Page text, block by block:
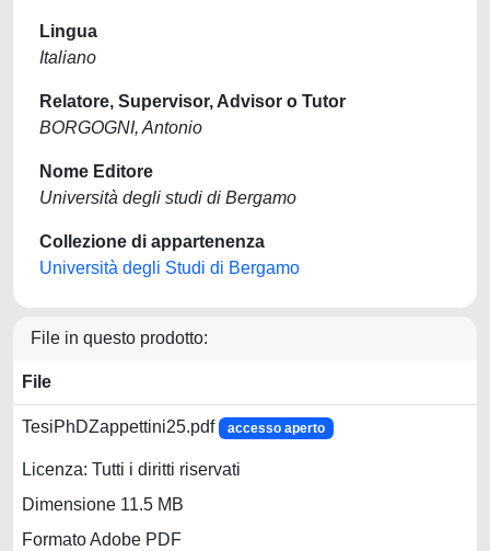
Lingua
Italiano
Relatore, Supervisor, Advisor o Tutor
BORGOGNI, Antonio
Nome Editore
Università degli studi di Bergamo
Collezione di appartenenza
Università degli Studi di Bergamo
File in questo prodotto:
File
TesiPhDZappettini25.pdf accesso aperto
Licenza: Tutti i diritti riservati
Dimensione 11.5 MB
Formato Adobe PDF